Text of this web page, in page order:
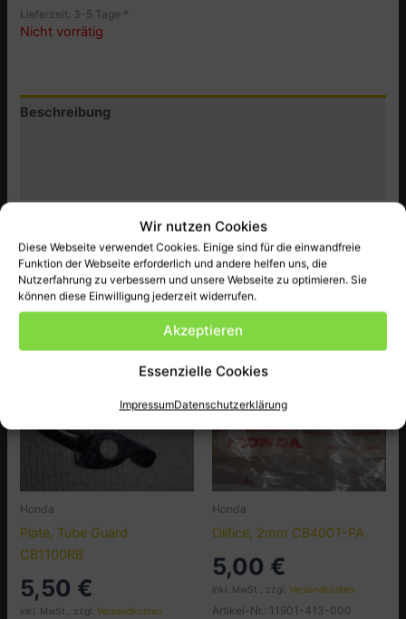
Wir nutzen Cookies
Diese Webseite verwendet Cookies. Einige sind für die einwandfreie
Funktion der Webseite erforderlich und andere helfen uns, die
Nutzerfahrung zu verbessern und unsere Webseite zu optimieren. Sie
können diese Einwilligung jederzeit widerrufen.
Akzeptieren
Essenzielle Cookies
ImpressumDatenschutzerklärung
Lieferzeit: 3-5 Tage *
Nicht vorrätig
Beschreibung
Original Honda Ersatzteil, passend bei CX500,Z,DZ,C ect.
Ähnliche Produkte
Honda
Plate, Tube Guard
CB1100RB
5,50 €
inkl. MwSt., zzgl.Versandkosten
Honda
Olifice, 2mm CB400T-PA
5,00 €
inkl. MwSt., zzgl. Versandkosten
Artikel-Nr.: 11901-413-000